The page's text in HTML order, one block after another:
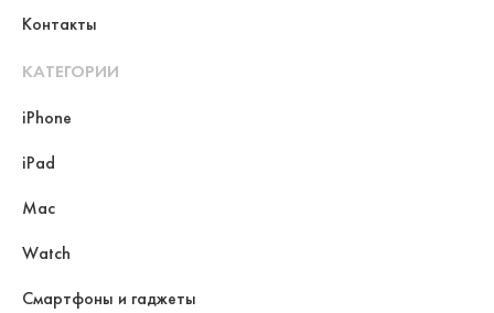
Контакты
КАТЕГОРИИ
iPhone
iPad
Mac
Watch
Смартфоны и гаджеты